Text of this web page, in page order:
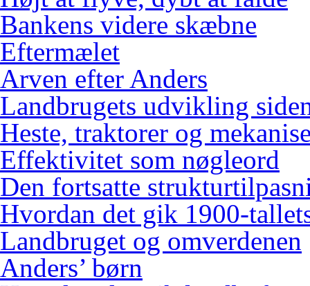
Bankens videre skæbne
Eftermælet
Arven efter Anders
Landbrugets udvikling
Heste, traktorer og
Effektivitet som nøgleord
Den fortsatte
Hvordan det gik 1900-
Landbruget og omverdenen
Anders’ børn